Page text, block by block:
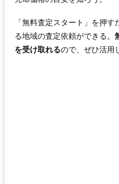
「無料査定スタート」を押
る地域の査定依頼ができる。
を受け取れるので、ぜひ活用